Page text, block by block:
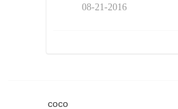
08-21-2016
coco